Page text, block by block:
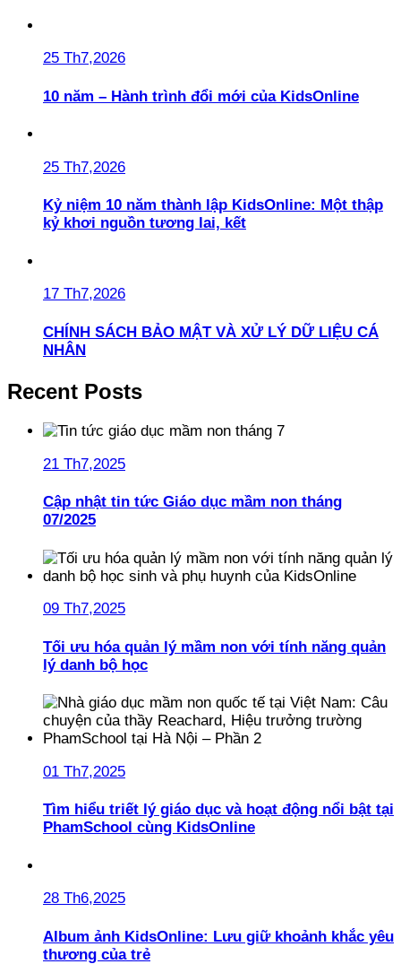
25 Th7,2026
10 năm – Hành trình đổi mới của KidsOnline
25 Th7,2026
Kỷ niệm 10 năm thành lập KidsOnline: Một thập
kỷ khơi nguồn tương lai, kết
17 Th7,2026
CHÍNH SÁCH BẢO MẬT VÀ XỬ LÝ DỮ LIỆU CÁ
NHÂN
Recent Posts
21 Th7,2025
Cập nhật tin tức Giáo dục mầm non tháng
07/2025
09 Th7,2025
Tối ưu hóa quản lý mầm non với tính năng quản
lý danh bộ học
01 Th7,2025
Tìm hiểu triết lý giáo dục và hoạt động nổi bật tại
PhamSchool cùng KidsOnline
28 Th6,2025
Album ảnh KidsOnline: Lưu giữ khoảnh khắc yêu
thương của trẻ